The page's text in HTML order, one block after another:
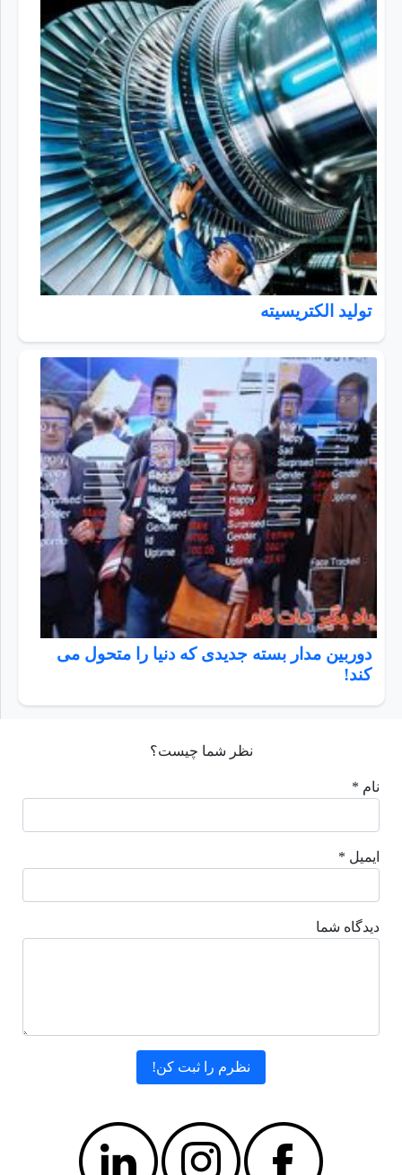
تولید الکتریسیته
دوربین مدار بسته جدیدی که دنیا را متحول می
کند!
نظر شما چیست؟
نام *
ایمیل *
دیدگاه شما